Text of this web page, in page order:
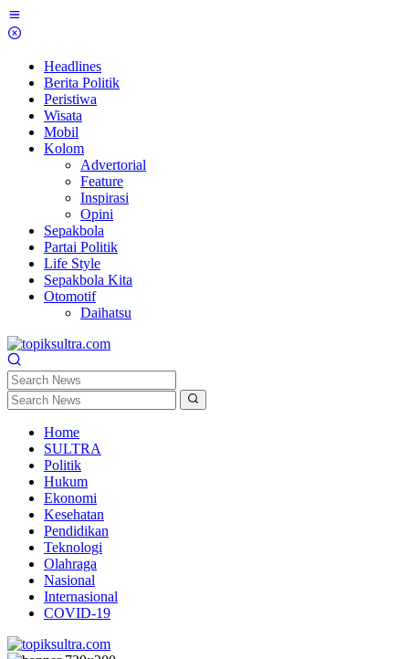
Skip
to
Headlines
Berita Politik
Peristiwa
Wisata
Mobil
Kolom
Advertorial
Feature
Inspirasi
Opini
Sepakbola
Partai Politik
Life Style
Sepakbola Kita
Otomotif
Daihatsu
Home
SULTRA
Politik
Hukum
Ekonomi
Kesehatan
Pendidikan
Teknologi
Olahraga
Nasional
Internasional
COVID-19